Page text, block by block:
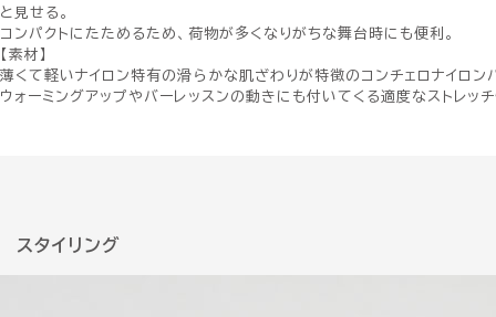
と見せる。
コンパクトにたためるため、荷物が多くなりがちな舞台時にも便利。
【素材】
薄くて軽いナイロン特有の滑らかな肌ざわりが特徴のコンチェロナイロン
ウォーミングアップやバーレッスンの動きにも付いてくる適度なストレッ
スタイリング